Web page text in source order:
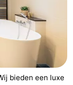
bieden een luxe